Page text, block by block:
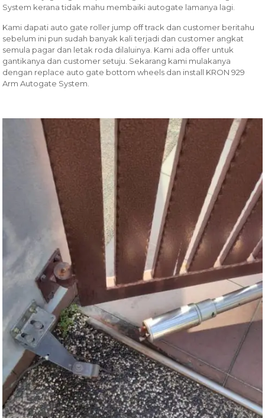
System kerana tidak mahu membaiki autogate lamanya lagi.
Kami dapati auto gate roller jump off track dan customer beritahu
sebelum ini pun sudah banyak kali terjadi dan customer angkat
semula pagar dan letak roda dilaluinya. Kami ada offer untuk
gantikanya dan customer setuju. Sekarang kami mulakanya
dengan replace auto gate bottom wheels dan install KRON 929
Arm Autogate System.